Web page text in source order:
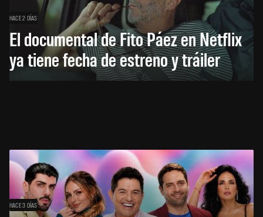
HACE 2 DÍAS
El documental de Fito Páez en Netflix
ya tiene fecha de estreno y tráiler
HACE 3 DÍAS